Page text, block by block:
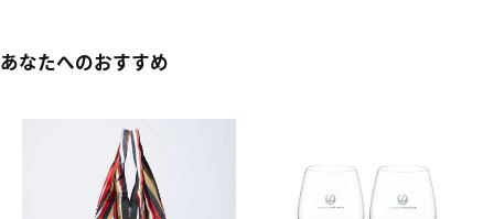
あなたへのおすすめ